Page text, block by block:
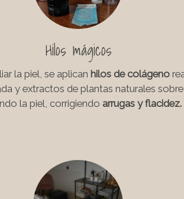
Hilos mágicos
la piel, se aplican hilos de colágeno
y extractos de plantas naturales sobre
la piel, corrigiendo arrugas y flacidez.